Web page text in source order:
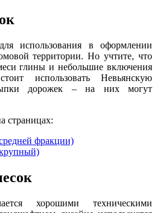
использования в оформлении
территории. Но учтите, что
глины и небольшие включения
использовать Невьянскую
дорожек – на них могут
страницах:
фракции)
хорошими техническими